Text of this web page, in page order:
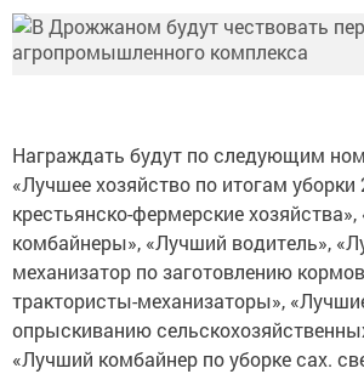
Награждать будут по следующим
«Лучшее хозяйство по итогам уборки
крестьянско-фермерские
комбайнеры», «Лучший водитель»,
механизатор по заготовлению
трактористы-механизаторы»,
опрыскиванию
«Лучший комбайнер по уборке сах.